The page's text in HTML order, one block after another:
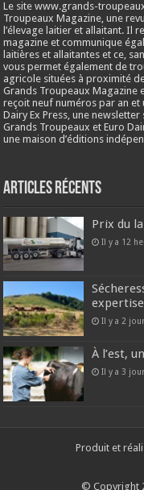
Le site www.grands-
Troupeaux Magazine, une
l’élevage laitier et allaitant. Il
magazine et communique
laitières et allaitantes et ce,
vous permet également de
agricole situées à proximité
Grands Troupeaux Magazine
reçoit neuf numéros par an et
Dairy Ex Press, une
Grands Troupeaux et Euro
une maison d’éditions
Articles récents
Prix du
Il y a 12
Il y a 2
À l’est,
Il y a 3
Produit et
© Copyright